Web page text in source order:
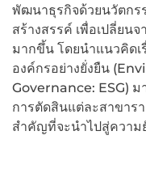
พัฒนาธุรกิจด้วยนวัตกร
สร้างสรรค์ เพื่อเปลี่ยน
มากขึ้น โดยนำแนวคิด
องค์กรอย่างยั่งยืน
Governance: ESG)
การตัดสินแต่ละสาขาร
สำคัญที่จะนำไปสู่ความ